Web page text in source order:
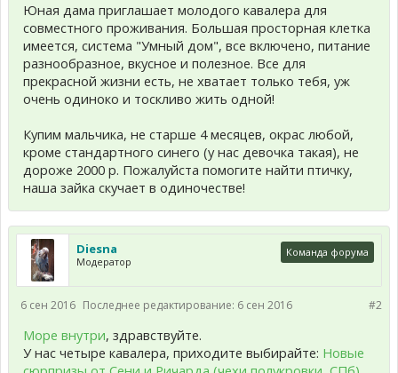
Юная дама приглашает молодого кавалера для
совместного проживания. Большая просторная клетка
имеется, система "Умный дом", все включено, питание
разнообразное, вкусное и полезное. Все для
прекрасной жизни есть, не хватает только тебя, уж
очень одиноко и тоскливо жить одной!
Купим мальчика, не старше 4 месяцев, окрас любой,
кроме стандартного синего (у нас девочка такая), не
дороже 2000 р. Пожалуйста помогите найти птичку,
наша зайка скучает в одиночестве!
Diesna
Модератор
Команда форума
#2
6 сен 2016 Последнее редактирование: 6 сен 2016
Море внутри, здравствуйте.
У нас четыре кавалера, приходите выбирайте: Новые